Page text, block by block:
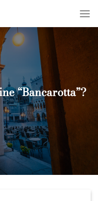
“Bancarotta”?